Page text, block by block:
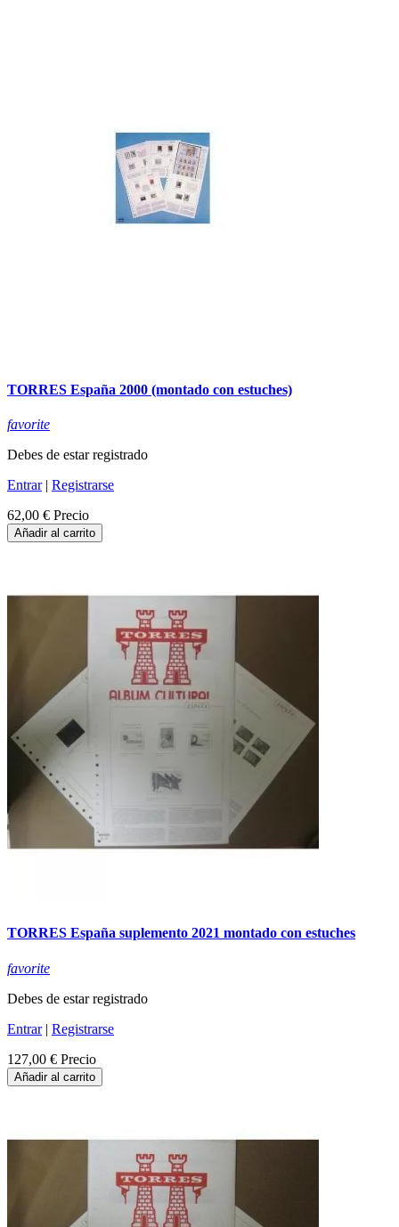
TORRES España 2000 (montado con estuches)
favorite
Debes de estar registrado
Entrar| Registrarse
62,00 € Precio
Añadir al carrito
TORRES España suplemento 2021 montado con estuches
favorite
Debes de estar registrado
Entrar| Registrarse
127,00 € Precio
Añadir al carrito